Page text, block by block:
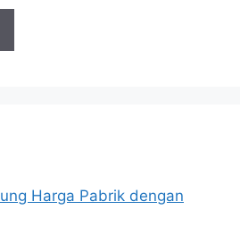
Harga Pabrik dengan